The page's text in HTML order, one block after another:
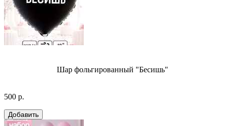
Шар фольгированный "Бесишь"
500 р.